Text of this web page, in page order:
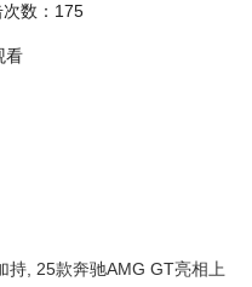
数：175
看
持, 25款奔驰AMG GT亮相上